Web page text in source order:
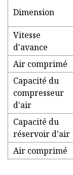
Dimension
Vitesse
d'avance
Air comprimé
Capacité du
compresseur
d'air
Capacité du
réservoir d'air
Air comprimé